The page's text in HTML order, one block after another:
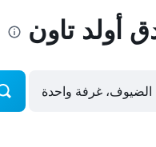
أولد تاون